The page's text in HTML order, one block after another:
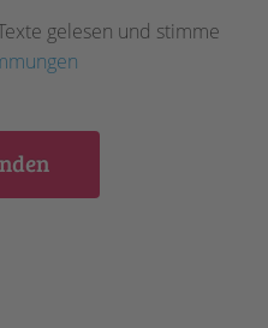
gelesen und stimme